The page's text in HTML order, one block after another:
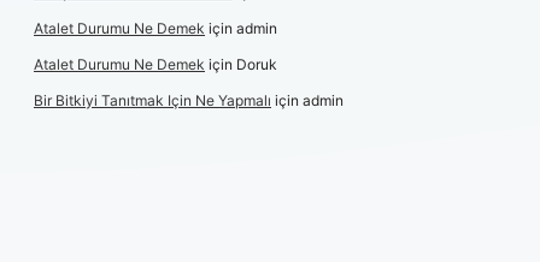
Atalet Durumu Ne Demek için admin
Atalet Durumu Ne Demek için Doruk
Bir Bitkiyi Tanıtmak Için Ne Yapmalı için admin